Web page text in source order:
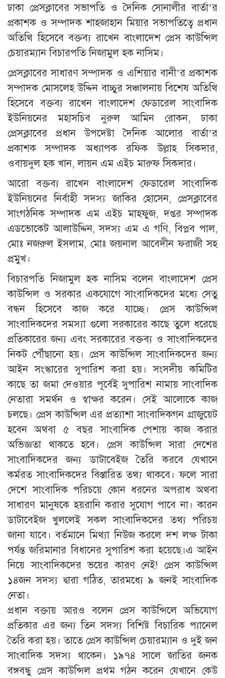
ঢাকা প্রেসক্লাবের সভাপতি ও দৈনিক সোনালীর বার্তা’র
প্রকাশক ও সম্পাদক শাহজাহান মিয়ার সভাপতিত্বে প্রধান
অতিথি হিসেবে বক্তব্য রাখেন বাংলাদেশ প্রেস কাউন্সিল
চেয়ারম্যান বিচারপতি নিজামুল হক নাসিম।
প্রেসক্লাবের সাধারণ সম্পাদক ও এশিয়ার বানী’র প্রকাশক
সম্পাদক মোসলেহ উদ্দিন বাচ্চুর সঞ্চালনায় বিশেষ অতিথি
হিসেবে বক্তব্য রাখেন বাংলাদেশ ফেডারেল সাংবাদিক
ইউনিয়নের মহাসচিব নুরুল আমিন রোকন, ঢাকা
প্রেসক্লাবের প্রধান উপদেষ্টা দৈনিক আলোর বার্তা’র
প্রকাশক সম্পাদক অধ্যাপক রফিক উল্লাহ সিকদার,
ওবায়দুল হক খান, লায়ন এম এইচ মারুফ সিকদার।
আরো বক্তব্য রাখেন বাংলাদেশ ফেডারেল সাংবাদিক
ইউনিয়নের নির্বাহী সদস্য জাকির হোসেন, প্রেসক্লাবের
সাংগঠনিক সম্পাদক এম এইচ মাহফুজ, দপ্তর সম্পাদক
এডভোকেট আলাউদ্দিন, সদস্য এম এ গণি, বিপ্লব পাল,
মোঃ নজরুল ইসলাম, মোঃ জয়নাল আবেদীন ফরাজী সহ
প্রমুখ।
বিচারপতি নিজামুল হক নাসিম বলেন বাংলাদেশ প্রেস
কাউন্সিল ও সরকার একযোগে সাংবাদিকদের মধ্যে সেতু
বন্ধন হিসেবে কাজ করে যাচ্ছে। প্রেস কাউন্সিল
সাংবাদিকদের সমস্যা গুলো সরকারের কাছে তুলে ধরেছে
প্রতিকারের জন্য এবং সরকারের বক্তব্য ও সাংবাদিকদের
নিকট পৌঁছানো হয়। প্রেস কাউন্সিল সাংবাদিকদের জন্য
আইন সংস্কারের সুপারিশ করা হয়। সংসদীয় কমিটির
কাছে তা জমা দেওয়ার পূর্বেই সুপারিশ নামায় সাংবাদিক
নেতারা সমর্থন ও স্বাক্ষর করেন। সেই আলোকে কাজ
চলছে। প্রেস কাউন্সিল এর প্রত্যাশা সাংবাদিকগন গ্রাজুয়েট
হবেন অথবা ৫ বছর সাংবাদিক পেশায় কাজ করার
অভিজ্ঞতা থাকতে হবে। প্রেস কাউন্সিল সারা দেশের
সাংবাদিকদের জন্য ডাটাবেইজ তৈরি করবে যেখানে
কর্মরত সাংবাদিকদের বিস্তারিত তথ্য থাকবে। ফলে সারা
দেশে সাংবাদিক পরিচয়ে কোন ধরনের অপরাধ অথবা
সাধারণ মানুষকে হয়রানি করার সুযোগ পাবে না। কারন
ডাটাবেইজ খুললেই সকল সাংবাদিকদের তথ্য পরিচয়
জানা যাবে। বর্তমানে মিথ্যা নিউজ করলে দশ লক্ষ টাকা
পর্যন্ত জরিমানার বিধানের সুপারিশ করা হয়েছে।এ আইন
নিয়ে সাংবাদিকদের ভয়ের কারণ নেই! প্রেস কাউন্সিল
১৪জন সদস্য দ্বারা গঠিত, তারমধ্যে ৯ জনই সাংবাদিক
নেতা।
প্রধান বক্তায় আরও বলেন প্রেস কাউন্সিলে অভিযোগ
প্রতিকার এর জন্য তিন সদস্য বিশিষ্ট বিচারিক প্যানেল
তৈরি করা হয়। তাতে প্রেস কাউন্সিল চেয়ারম্যান ও দুই জন
সাংবাদিক সদস্য থাকেন। ১৯৭৪ সালে জাতির জনক
বঙ্গবন্ধু প্রেস কাউন্সিল প্রথম গঠন করেন যেখানে কেউ